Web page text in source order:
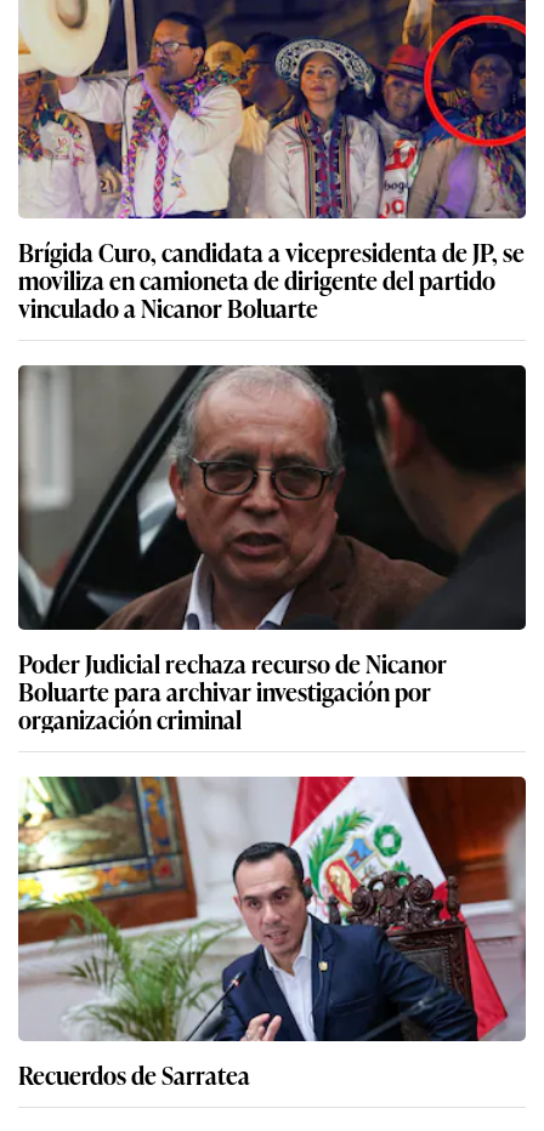
Brígida Curo, candidata a vicepresidenta de JP, se
moviliza en camioneta de dirigente del partido
vinculado a Nicanor Boluarte
Poder Judicial rechaza recurso de Nicanor
Boluarte para archivar investigación por
organización criminal
Recuerdos de Sarratea